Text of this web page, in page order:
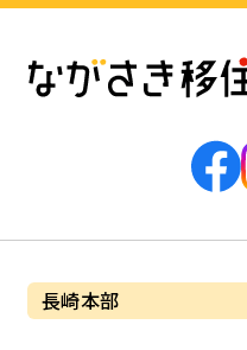
長崎本部